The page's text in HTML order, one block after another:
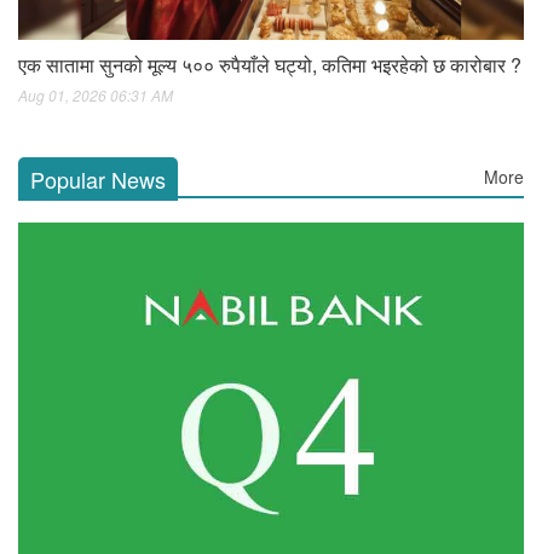
एक सातामा सुनको मूल्य ५०० रुपैयाँले घट्यो, कतिमा भइरहेको छ कारोबार ?
Aug 01, 2026 06:31 AM
Popular News More